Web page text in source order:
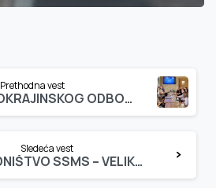
Prethodna vest
SEDNICA POKRAJINSKOG ODBORA SSMS ZA VOJVODINU
Sledeća vest
PREDSEDNIŠTVO SSMS – VELIKA PLANA, 03.06.2026.